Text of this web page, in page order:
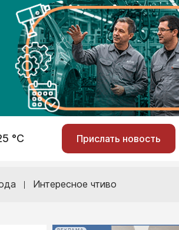
°С Прислать новость
Интересное чтиво